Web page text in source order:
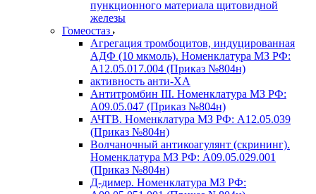
пункционного материала щитовидной
железы
Гомеостаз
Агрегация тромбоцитов, индуцированная
АДФ (10 мкмоль). Номенклатура МЗ РФ:
A12.05.017.004 (Приказ №804н)
активность анти-ХА
Антитромбин III. Номенклатура МЗ РФ:
A09.05.047 (Приказ №804н)
АЧТВ. Номенклатура МЗ РФ: A12.05.039
(Приказ №804н)
Волчаночный антикоагулянт (скрининг).
Номенклатура МЗ РФ: A09.05.029.001
(Приказ №804н)
Д-димер. Номенклатура МЗ РФ: